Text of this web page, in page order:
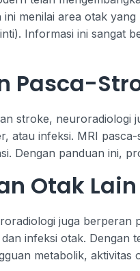
ini menilai area otak
Informasi ini sangat
Pasca-
stroke, neuroradiologi
atau infeksi. MRI
Dengan panduan ini,
Otak
juga berperan
dan infeksi otak.
metabolik,